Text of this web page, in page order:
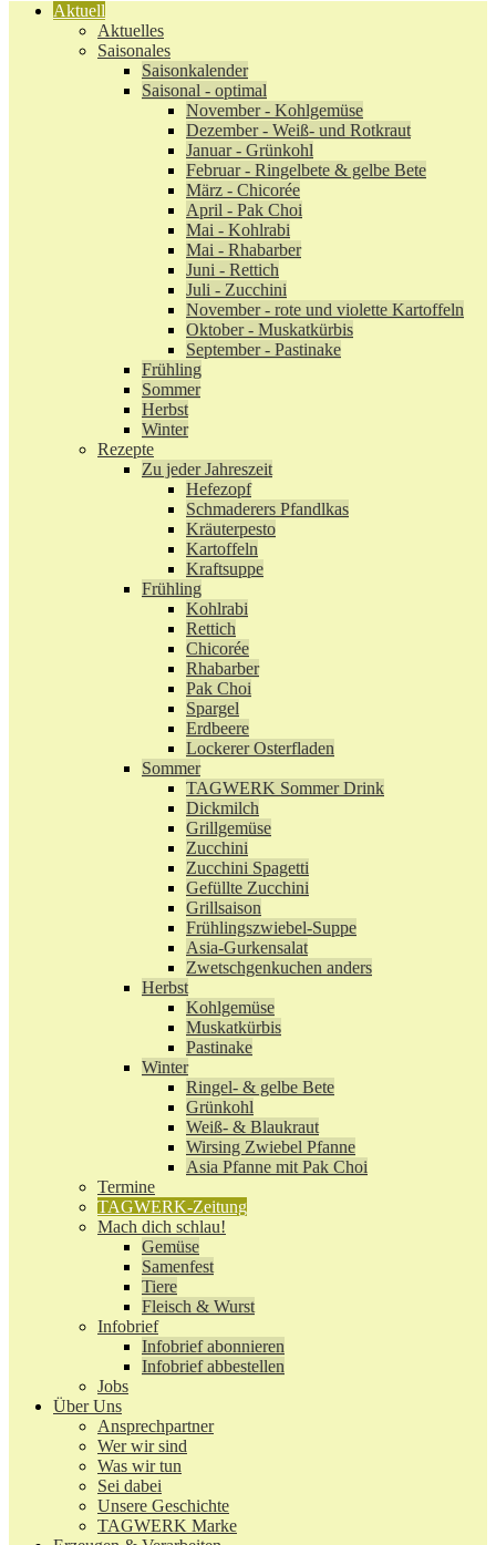
Aktuell
Aktuelles
Saisonales
Saisonkalender
Saisonal - optimal
November - Kohlgemüse
Dezember - Weiß- und Rotkraut
Januar - Grünkohl
Februar - Ringelbete & gelbe Bete
März - Chicorée
April - Pak Choi
Mai - Kohlrabi
Mai - Rhabarber
Juni - Rettich
Juli - Zucchini
November - rote und violette Kartoffeln
Oktober - Muskatkürbis
September - Pastinake
Frühling
Sommer
Herbst
Winter
Rezepte
Zu jeder Jahreszeit
Hefezopf
Schmaderers Pfandlkas
Kräuterpesto
Kartoffeln
Kraftsuppe
Frühling
Kohlrabi
Rettich
Chicorée
Rhabarber
Pak Choi
Spargel
Erdbeere
Lockerer Osterfladen
Sommer
TAGWERK Sommer Drink
Dickmilch
Grillgemüse
Zucchini
Zucchini Spagetti
Gefüllte Zucchini
Grillsaison
Frühlingszwiebel-Suppe
Asia-Gurkensalat
Zwetschgenkuchen anders
Herbst
Kohlgemüse
Muskatkürbis
Pastinake
Winter
Ringel- & gelbe Bete
Grünkohl
Weiß- & Blaukraut
Wirsing Zwiebel Pfanne
Asia Pfanne mit Pak Choi
Termine
TAGWERK-Zeitung
Mach dich schlau!
Gemüse
Samenfest
Tiere
Fleisch & Wurst
Infobrief
Infobrief abonnieren
Infobrief abbestellen
Jobs
Über Uns
Ansprechpartner
Wer wir sind
Was wir tun
Sei dabei
Unsere Geschichte
TAGWERK Marke